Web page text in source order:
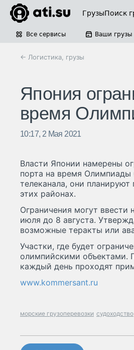
ГрузыПоиск
Все сервисы Ваши грузы
← Логистика, грузы
Япония
время
10:17, 2 Мая 2021
Власти Японии намерены
порта на время
телеканала, они
этих районах.
Ограничения могут ввести
июля до 8 августа.
возможные теракты или
Участки, где будет
олимпийскими объектами.
каждый день проходят
www.kommersant.ru
морские грузоперевозки судоходство